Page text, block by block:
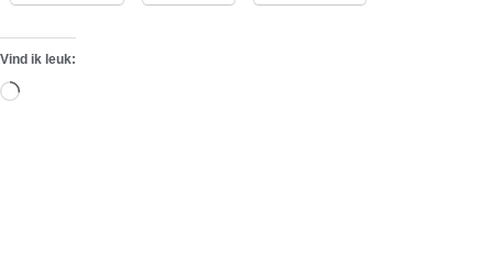
Vind ik leuk:
Aan